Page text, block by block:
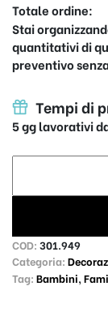
Totale ordine:
Stai
quantitativi di
preventivo
Tempi di
5 gg lavorativi
COD: 301.949
Categoria:
Tag: Bambini